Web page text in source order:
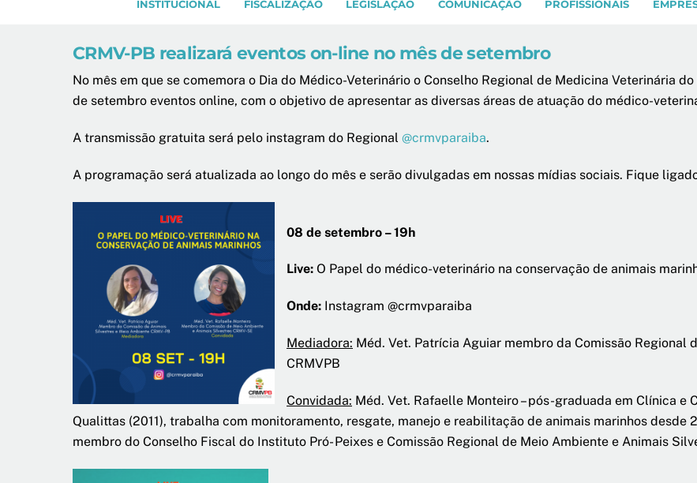
INSTITUCIONAL FISCALIZAÇÃO LEGISLAÇÃO COMUNICAÇÃO PROFISSIONAIS
CRMV-PB realizará eventos on-line no mês de setembro
No mês em que se comemora o Dia do Médico-Veterinário o Conselho Regional de Medicina Veterinária
de setembro eventos online, com o objetivo de apresentar as diversas áreas de atuação do médico-
A transmissão gratuita será pelo instagram do Regional @crmvparaiba.
A programação será atualizada ao longo do mês e serão divulgadas em nossas mídias sociais. Fique
08 de setembro – 19h
Live: O Papel do médico-veterinário na conservação de animais
Onde: Instagram @crmvparaiba
Mediadora: Méd. Vet. Patrícia Aguiar membro da Comissão Regional
CRMVPB
Convidada: Méd. Vet. Rafaelle Monteiro – pós-graduada em Clínica
Qualittas (2011), trabalha com monitoramento, resgate, manejo e reabilitação de animais marinhos desde
membro do Conselho Fiscal do Instituto Pró- Peixes e Comissão Regional de Meio Ambiente e Animais